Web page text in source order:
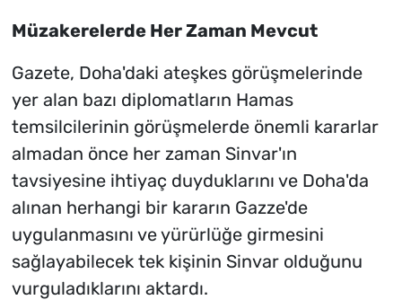
Müzakerelerde Her Zaman Mevcut
Gazete, Doha'daki ateşkes görüşmelerinde
yer alan bazı diplomatların Hamas
temsilcilerinin görüşmelerde önemli kararlar
almadan önce her zaman Sinvar'ın
tavsiyesine ihtiyaç duyduklarını ve Doha'da
alınan herhangi bir kararın Gazze'de
uygulanmasını ve yürürlüğe girmesini
sağlayabilecek tek kişinin Sinvar olduğunu
vurguladıklarını aktardı.